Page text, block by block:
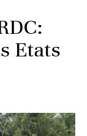
Etats